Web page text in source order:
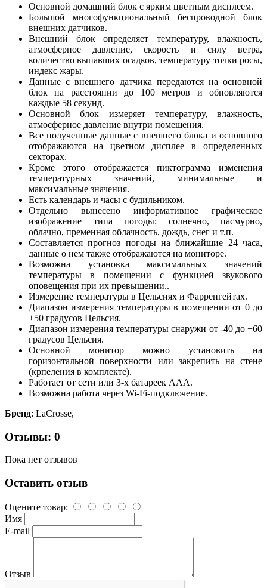
Основной домашний блок с ярким цветным дисплеем.
Большой многофункциональный беспроводной блок
внешних датчиков.
Внешний блок определяет температуру, влажность,
атмосферное давление, скорость и силу ветра,
количество выпавших осадков, температуру точки росы,
индекс жары.
Данные с внешнего датчика передаются на основной
блок на расстоянии до 100 метров и обновляются
каждые 58 секунд.
Основной блок измеряет температуру, влажность,
атмосферное давление внутри помещения.
Все полученные данные с внешнего блока и основного
отображаются на цветном дисплее в определенных
секторах.
Кроме этого отображается пиктограмма изменения
температурных значений, минимальные и
максимальные значения.
Есть календарь и часы с будильником.
Отдельно вынесено информативное графическое
изображение типа погоды: солнечно, пасмурно,
облачно, пременная облачность, дождь, снег и т.п.
Составляется прогноз погоды на ближайшие 24 часа,
данные о нем также отображаются на мониторе.
Возможна установка максимальных значений
температуры в помещении с функцией звукового
оповещения при их превышении..
Измерение температуры в Цельсиях и Фарренгейтах.
Диапазон измерения температуры в помещении от 0 до
+50 градусов Цельсия.
Диапазон измерения температуры снаружи от -40 до +60
градусов Цельсия.
Основной монитор можно установить на
горизонтальной поверхности или закрепить на стене
(крпеления в комплекте).
Работает от сети или 3-х батареек ААА.
Возможна работа через Wi-Fi-подключение.
Бренд: LaCrosse,
Отзывы: 0
Пока нет отзывов
Оставить отзыв
Оцените товар:
Имя
E-mail
Отзыв